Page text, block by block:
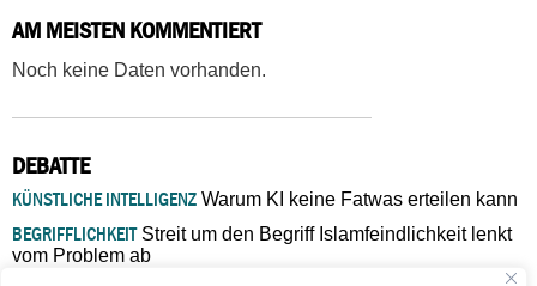
AM MEISTEN KOMMENTIERT
Noch keine Daten vorhanden.
DEBATTE
KÜNSTLICHE INTELLIGENZ Warum KI keine Fatwas erteilen kann
BEGRIFFLICHKEITStreit um den Begriff Islamfeindlichkeit lenkt
vom Problem ab